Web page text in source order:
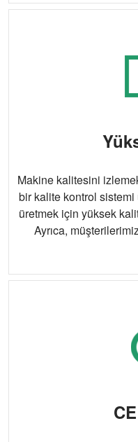
Makine kalitesini
bir kalite kontrol
üretmek için yüksek
Ayrıca,